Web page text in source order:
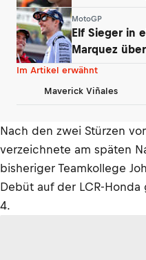
MotoGP
Elf Sieger in
Marquez
Phänomen
Im Artikel erwähnt
Maverick Viñales
Nach den zwei Stürzen
verzeichnete am späten
bisheriger Teamkollege
Debüt auf der LCR-
4.